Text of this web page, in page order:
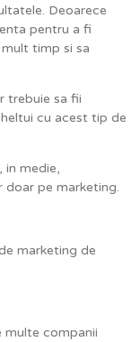
Deoarece
pentru a fi
timp si sa
trebuie sa fii
cu acest tip de
in medie,
doar pe marketing.
marketing de
companii